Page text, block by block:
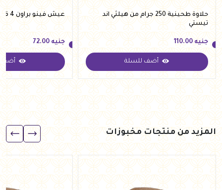
حلاوة طحينية 250 جرام من هيلثي اند
تيستي
جنيه
جنيه 110.00
أضف للسلة
عيش فينو براون 4 قطع من فلوريل
جنيه
جنيه 72.00
أضف
المزيد من منتجات مخبوزات